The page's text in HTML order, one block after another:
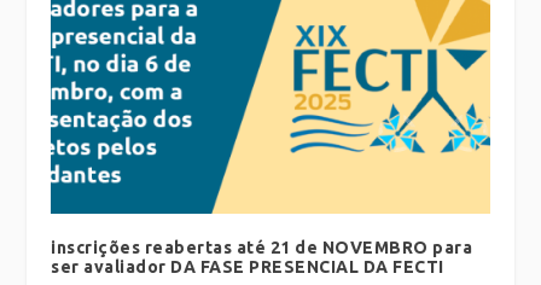
inscrições reabertas até 21 de NOVEMBRO para
ser avaliador DA FASE PRESENCIAL DA FECTI